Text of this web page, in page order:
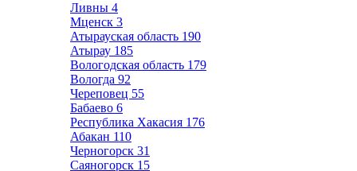
Ливны 4
Мценск 3
Атырауская область 190
Атырау 185
Вологодская область 179
Вологда 92
Череповец 55
Бабаево 6
Республика Хакасия 176
Абакан 110
Черногорск 31
Саяногорск 15